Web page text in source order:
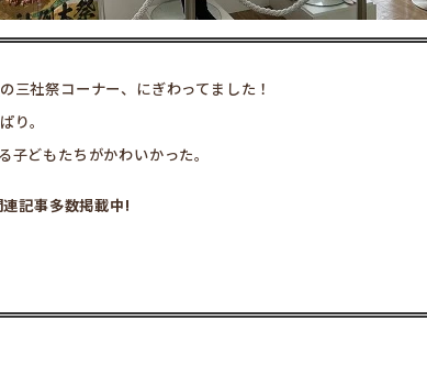
の三社祭コーナー、にぎわって ました！
り。
子どもたちがかわいかった。
記事多数掲載中!